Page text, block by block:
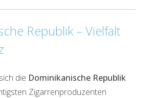
Republik – Vielfalt
die Dominikanische Republik
Zigarrenproduzenten